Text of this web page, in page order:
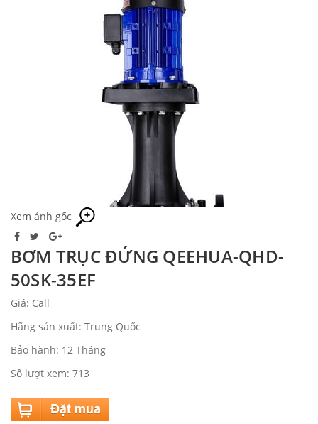
Xem ảnh gốc
BƠM TRỤC ĐỨNG QEEHUA-QHD-
50SK-35EF
Giá: Call
Hãng sản xuất: Trung Quốc
Bảo hành: 12 Tháng
Số lượt xem: 713